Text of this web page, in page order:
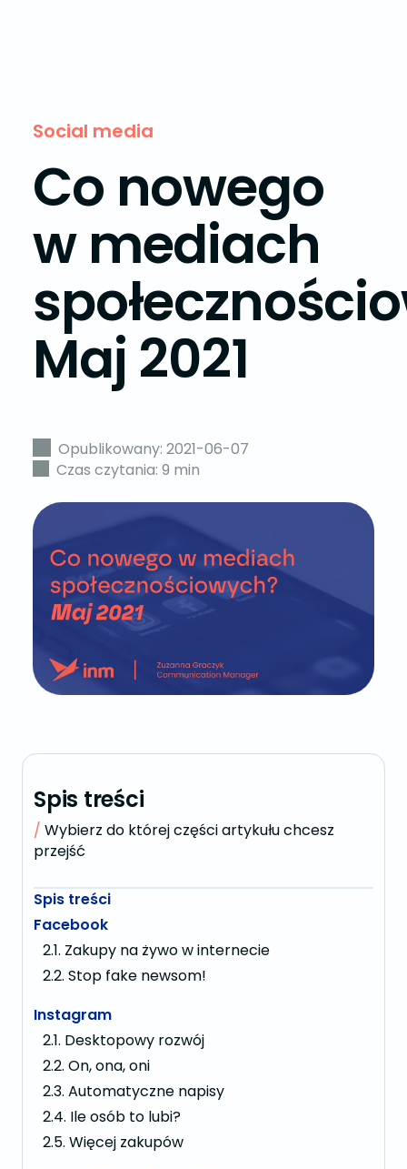
Social media
Co nowego
w mediach
Maj 2021
Opublikowany: 2021-06-07
Czas czytania: 9 min
Spis treści
Wybierz do której części artykułu chcesz
przejść
Spis treści
Facebook
Zakupy na żywo w internecie
Stop fake newsom!
Instagram
Desktopowy rozwój
On, ona, oni
Automatyczne napisy
Ile osób to lubi?
Więcej zakupów